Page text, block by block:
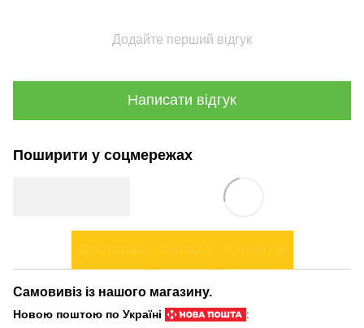
Додайте перший відгук
Написати відгук
Поширити у соцмережах
Самовивіз із нашого магазину.
Новою поштою по Україні
: